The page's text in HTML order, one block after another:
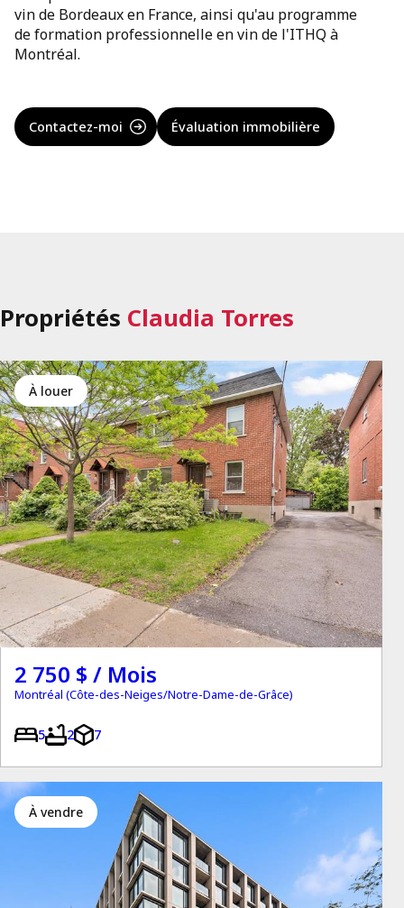
vin de Bordeaux en France, ainsi qu'au programme
de formation professionnelle en vin de l'ITHQ à
Montréal.
Contactez-moi Évaluation immobilière
Propriétés Claudia Torres
à louer
2 750 $ / Mois
Montréal (Côte-des-Neiges/Notre-Dame-de-Grâce)
5 2 7
à vendre